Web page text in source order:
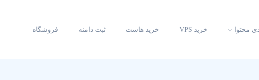
محتوا خرید VPS خرید هاست ثبت دامنه فروشگاه